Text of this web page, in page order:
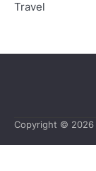
Travel
Copyright © 2026